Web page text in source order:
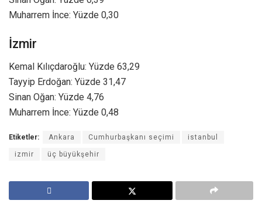
Muharrem İnce: Yüzde 0,30
İzmir
Kemal Kılıçdaroğlu: Yüzde 63,29
Tayyip Erdoğan: Yüzde 31,47
Sinan Oğan: Yüzde 4,76
Muharrem İnce: Yüzde 0,48
Etiketler: Ankara Cumhurbaşkanı seçimi istanbul
izmir üç büyükşehir